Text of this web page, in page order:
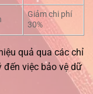
Giảm chi phí
30%
quả qua các chỉ
việc bảo vệ dữ